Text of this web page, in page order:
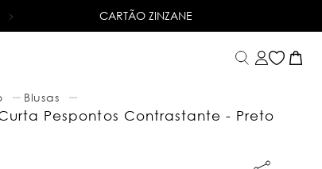
6X SEM JUROSNO CARTÃO DE CRÉDITO
CARTÃO ZINZANE
Blusas
Pespontos Contrastante - Preto